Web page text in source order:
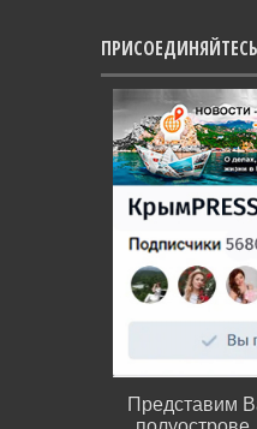
Представим